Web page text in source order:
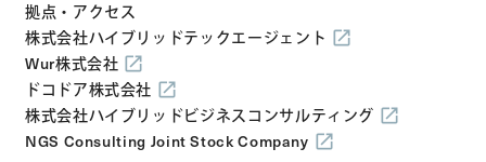
拠点・アクセス
株式会社ハイブリッドテックエージェント
Wur株式会社
ドコドア株式会社
株式会社ハイブリッドビジネスコンサルティング
NGS Consulting Joint Stock Company